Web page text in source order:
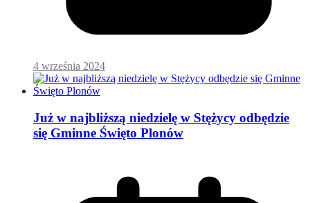
4 września 2024
Już w najbliższą niedzielę w Stężycy odbędzie
się Gminne Święto Plonów